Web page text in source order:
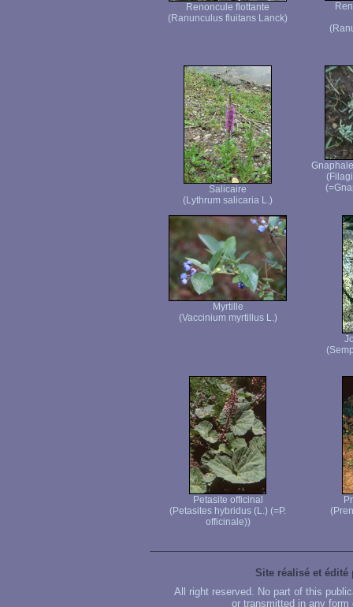
Renoncule flottante
(Ranunculus fluitans Lanck)
Salicaire
(Lythrum salicaria L.)
Myrtille
(Vaccinium myrtillus L.)
Petasite officinal
(Petasites hybridus (L.) (=P.
officinale))
Site réalisé et édité
All right reserved. No part of this
or transmitted in any